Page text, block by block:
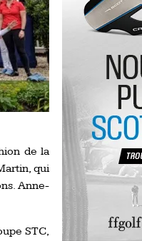
de la
qui
Anne-
STC,
Ladies
historique sur
Debout en
Roland-Garros
Lacoste Ladies
de retour à
Aphrodite Hills
Chypre